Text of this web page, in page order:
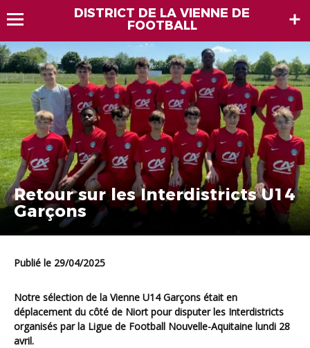
DISTRICT DE LA VIENNE DE
FOOTBALL
Retour sur les Interdistricts U14
Garçons
Publié le 29/04/2025
Notre sélection de la Vienne U14 Garçons était en
déplacement du côté de Niort pour disputer les Interdistricts
organisés par la Ligue de Football Nouvelle-Aquitaine lundi 28
avril.